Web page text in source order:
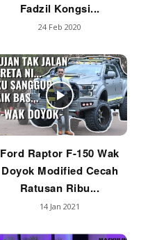
Fadzil Kongsi...
24 Feb 2020
Ford Raptor F-150 Wak
Doyok Modified Cecah
Ratusan Ribu...
14 Jan 2021